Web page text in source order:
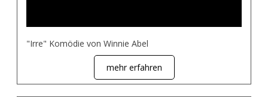
"Irre" Komödie von Winnie Abel
mehr erfahren